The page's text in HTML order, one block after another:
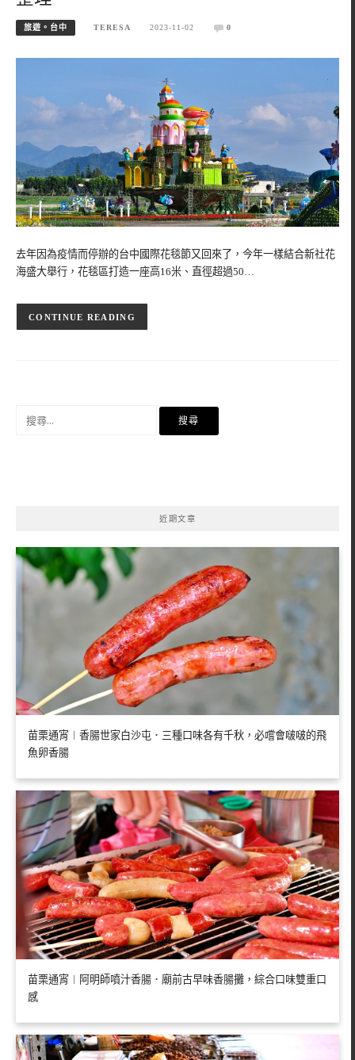
旅遊。台中 TERESA 2023-11-02 0
去年因為疫情而停辦的台中國際花毯節又回來了，今年一樣結合新社花
海盛大舉行，花毯區打造一座高16米、直徑超過50…
CONTINUE READING
近期文章
苗栗通宵︱香腸世家白沙屯．三種口味各有千秋，必嚐會啵啵的飛
魚卵香腸
苗栗通宵︱阿明師噴汁香腸．廟前古早味香腸攤，綜合口味雙重口
感